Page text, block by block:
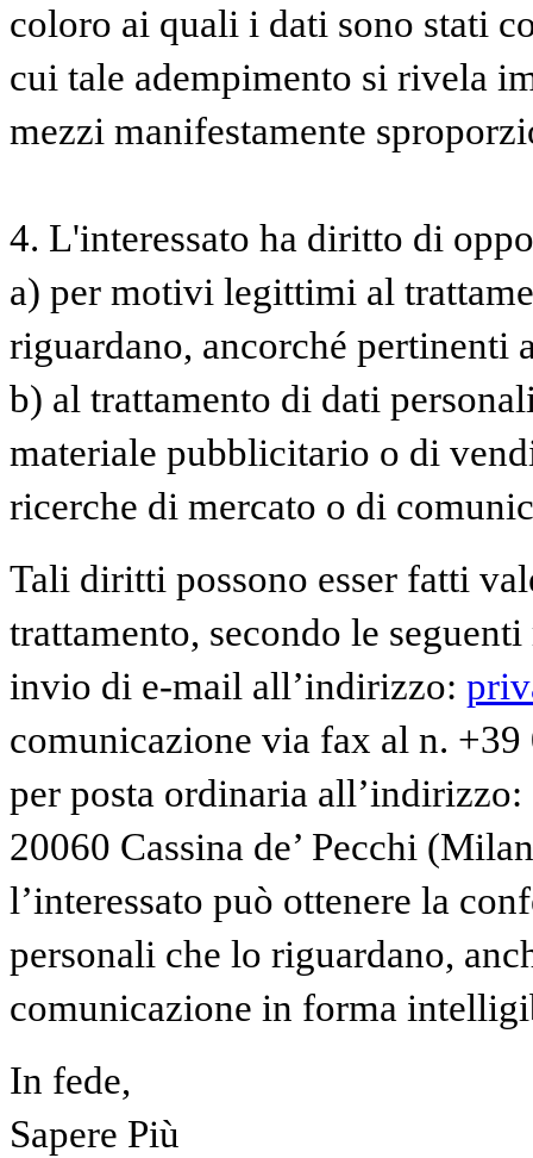
coloro ai quali i dati sono stati
cui tale adempimento si rivela
mezzi manifestamente
4. L'interessato ha diritto di
a) per motivi legittimi al
riguardano, ancorché pertinenti
b) al trattamento di dati
materiale pubblicitario o di
ricerche di mercato o di
Tali diritti possono esser fatti
trattamento, secondo le
invio di e-mail all’indirizzo:
comunicazione via fax al n.
per posta ordinaria all’indirizzo:
20060 Cassina de’ Pecchi
l’interessato può ottenere la
personali che lo riguardano,
comunicazione in forma
In fede,
Sapere Più